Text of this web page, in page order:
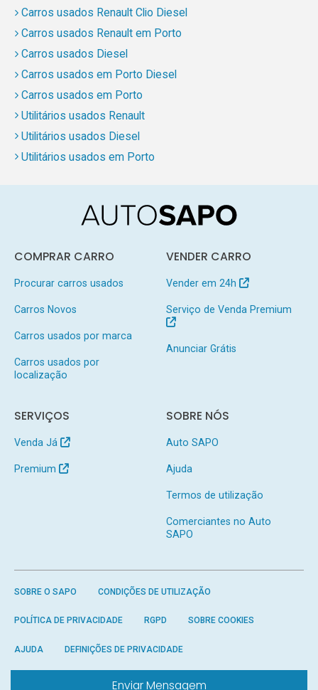
Enviar Mensagem
Carros usados Renault Clio Diesel
Carros usados Renault em Porto
Carros usados Diesel
Carros usados em Porto Diesel
Carros usados em Porto
Utilitários usados Renault
Utilitários usados Diesel
Utilitários usados em Porto
COMPRAR CARRO
Procurar carros usados
Carros Novos
Carros usados por marca
Carros usados por
localização
VENDER CARRO
Vender em 24h
Serviço de Venda Premium
Anunciar Grátis
SERVIÇOS
Venda Já
Premium
SOBRE NÓS
Auto SAPO
Ajuda
Termos de utilização
Comerciantes no Auto
SAPO
SOBRE O SAPO CONDIÇÕES DE UTILIZAÇÃO
POLÍTICA DE PRIVACIDADE RGPD SOBRE COOKIES
AJUDA DEFINIÇÕES DE PRIVACIDADE